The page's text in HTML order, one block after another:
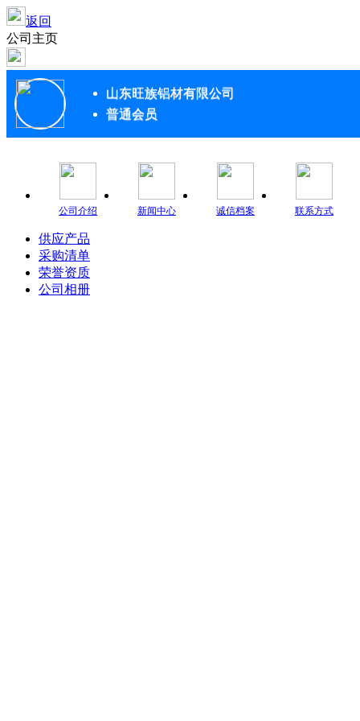
返回
公司主页
山东旺族铝材有限公司
普通会员
公司介绍 新闻中心 诚信档案 联系方式
供应产品
采购清单
荣誉资质
公司相册